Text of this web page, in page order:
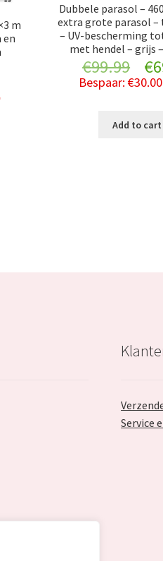
m
en
Dubbele parasol –
extra grote parasol –
– UV-bescherming
met hendel – grijs
€99.99
was:
€
Bespaar:€30.00
Add to cart
Service